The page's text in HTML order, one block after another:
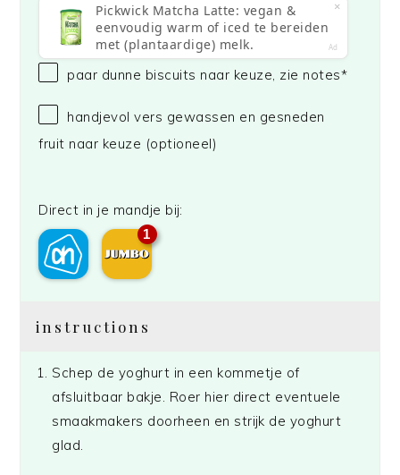
paar dunne biscuits naar keuze, zie notes*
handjevol vers gewassen en gesneden
fruit naar keuze (optioneel)
Direct in je mandje bij:
1
instructions
Schep de yoghurt in een kommetje of
afsluitbaar bakje. Roer hier direct eventuele
smaakmakers doorheen en strijk de yoghurt
glad.